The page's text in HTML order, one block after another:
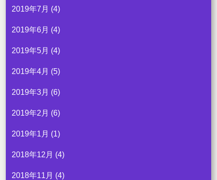
2019年7月 (4)
2019年6月 (4)
2019年5月 (4)
2019年4月 (5)
2019年3月 (6)
2019年2月 (6)
2019年1月 (1)
2018年12月 (4)
2018年11月 (4)